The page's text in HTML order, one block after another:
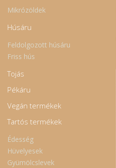
Mikrózöldek
Húsáru
Feldolgozott húsáru
Friss hús
Tojás
Pékáru
Vegán termékek
Tartós termékek
Édesség
Hüvelyesek
Gyümölcslevek